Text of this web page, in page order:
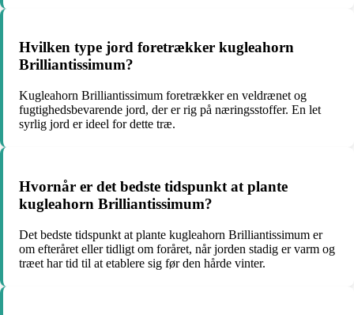
Hvilken type jord foretrækker kugleahorn
Brilliantissimum?
Kugleahorn Brilliantissimum foretrækker en veldrænet og
fugtighedsbevarende jord, der er rig på næringsstoffer. En let
syrlig jord er ideel for dette træ.
Hvornår er det bedste tidspunkt at plante
kugleahorn Brilliantissimum?
Det bedste tidspunkt at plante kugleahorn Brilliantissimum er
om efteråret eller tidligt om foråret, når jorden stadig er varm og
træet har tid til at etablere sig før den hårde vinter.